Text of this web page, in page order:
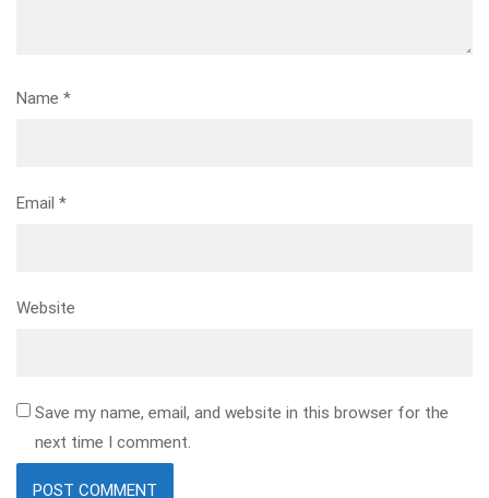
Name *
Email *
Website
Save my name, email, and website in this browser for the
next time I comment.